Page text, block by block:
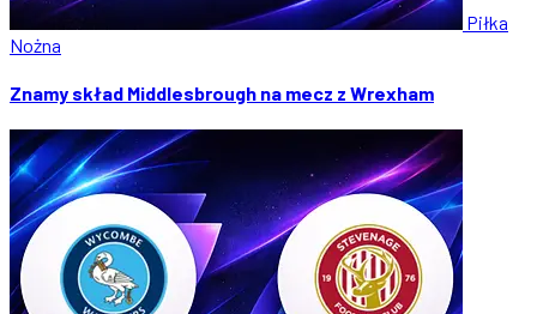
Piłka
Nożna
Znamy skład Middlesbrough na mecz z Wrexham